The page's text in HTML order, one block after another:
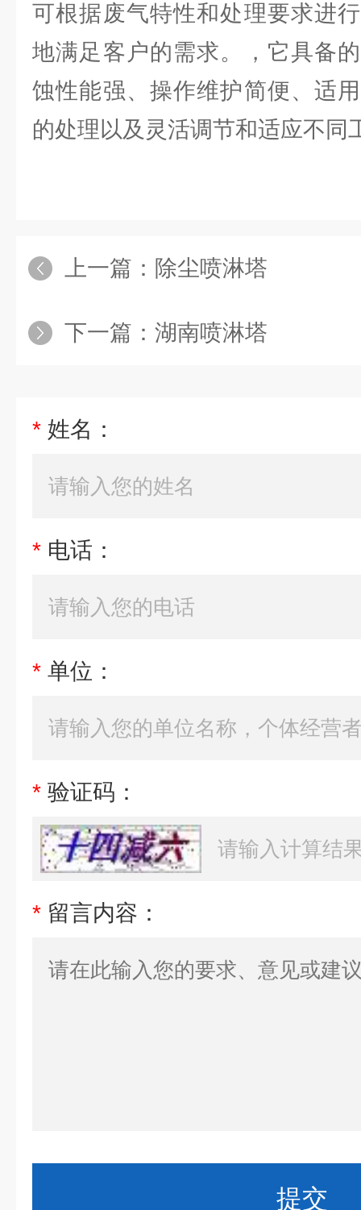
可根据废气特性和处理要求进
地满足客户的需求。，它具备
蚀性能强、操作维护简便、适
的处理以及灵活调节和适应不同
上一篇： 除尘喷淋塔
下一篇： 湖南喷淋塔
* 姓名：
* 电话：
* 单位：
* 验证码：
* 留言内容：